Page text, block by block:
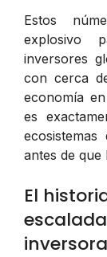
Estos
explosivo
inversores
con cerca
economía
es
ecosistemas
antes de que
El
inversora